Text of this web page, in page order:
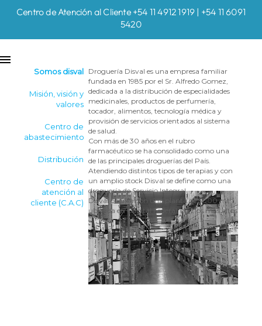
Centro de Atención al Cliente +54 11 4912 1919 | +54 11 6091
5420
Somos disval
Misión, visión y
valores
Centro de
abastecimiento
Distribución
Centro de
atención al
cliente (C.A.C)
Droguería Disval es una empresa familiar
fundada en 1985 por el Sr. Alfredo Gomez,
dedicada a la distribución de especialidades
medicinales, productos de perfumería,
tocador, alimentos, tecnología médica y
provisión de servicios orientados al sistema
de salud.
Con más de 30 años en el rubro
farmacéutico se ha consolidado como una
de las principales droguerías del País.
Atendiendo distintos tipos de terapias y con
un amplio stock Disval se define como una
droguería de Servicio Integral.
Disval cuenta con una planta de 5000 mts.,
ubicada en Capital Federal, con los más altos
estándares para el almacenamiento de
productos farmacéuticos, disponiendo de un
sistema robotizado de preparación de
pedidos. Su amplia flota propia de vehículos
propios le permite brindar un servicio de
eficiencia y calidad a sus clientes en Capital y
GBA, llegando además a todo el país en